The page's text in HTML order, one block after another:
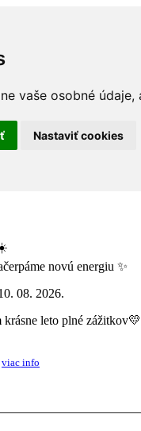
vaše osobné
Nastaviť cookies
novú energiu ✨
08. 2026.
krásne leto plné zážitkov💛
viac info